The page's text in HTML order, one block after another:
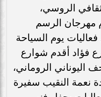
الروسي،
مهرجان الرسم
يوم السياحة
فؤاد أقدم شوارع
اليوناني الروماني،
نعمة النقيب سفيرة